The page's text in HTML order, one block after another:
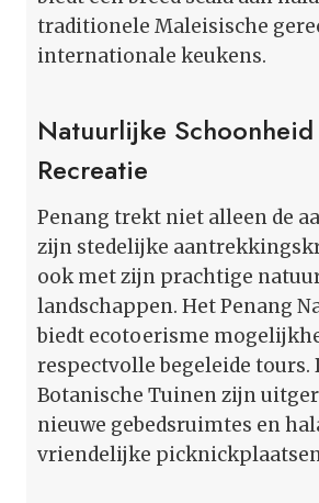
traditionele Maleisische
internationale keukens.
Natuurlijke Schoonheid
Recreatie
Penang trekt niet alleen de
zijn stedelijke
ook met zijn prachtige
landschappen. Het Penang
biedt ecotoerisme
respectvolle begeleide tours.
Botanische Tuinen zijn
nieuwe gebedsruimtes en
vriendelijke